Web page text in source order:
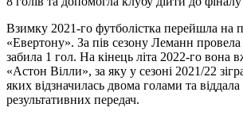
Взимку 2021-го футболістка перейшла на
«Евертону». За пів сезону Леманн провела
забила 1 гол. На кінець літа 2022-го вона
«Астон Вілли», за яку у сезоні 2021/22
яких відзначилась двома голами та
результативних передач.